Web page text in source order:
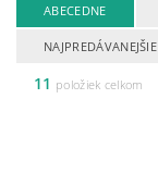
ABECEDNE
NAJPREDÁVANEJŠIE
11 položiek celkom